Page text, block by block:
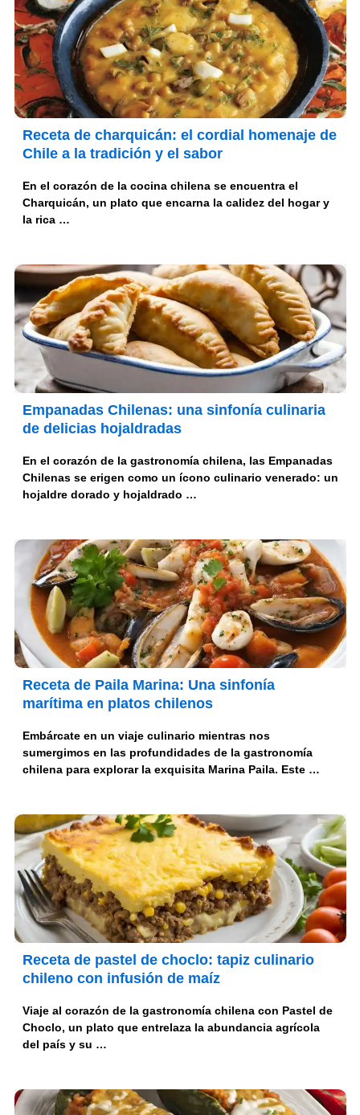
Receta de charquicán: el cordial homenaje de
Chile a la tradición y el sabor
En el corazón de la cocina chilena se encuentra el
Charquicán, un plato que encarna la calidez del hogar y
la rica …
Empanadas Chilenas: una sinfonía culinaria
de delicias hojaldradas
En el corazón de la gastronomía chilena, las Empanadas
Chilenas se erigen como un ícono culinario venerado: un
hojaldre dorado y hojaldrado …
Receta de Paila Marina: Una sinfonía
marítima en platos chilenos
Embárcate en un viaje culinario mientras nos
sumergimos en las profundidades de la gastronomía
chilena para explorar la exquisita Marina Paila. Este …
Receta de pastel de choclo: tapiz culinario
chileno con infusión de maíz
Viaje al corazón de la gastronomía chilena con Pastel de
Choclo, un plato que entrelaza la abundancia agrícola
del país y su …